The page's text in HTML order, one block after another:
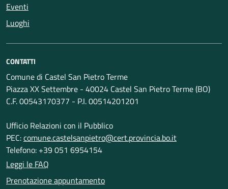
Eventi
Luoghi
CONTATTI
Comune di Castel San Pietro Terme
Piazza XX Settembre - 40024 Castel San Pietro Terme (BO)
C.F. 00543170377 - P.I. 00514201201
Ufficio Relazioni con il Pubblico
PEC:comune.castelsanpietro@cert.provincia.bo.it
Telefono: +39 051 6954154
Leggi le FAQ
Prenotazione appuntamento